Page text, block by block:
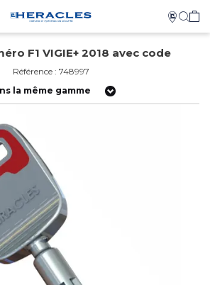
F1 VIGIE+ 2018 avec code
Référence : 748997
la même gamme